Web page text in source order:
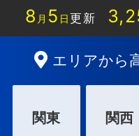
8 月 5 日更新
エリアから
関東 関西